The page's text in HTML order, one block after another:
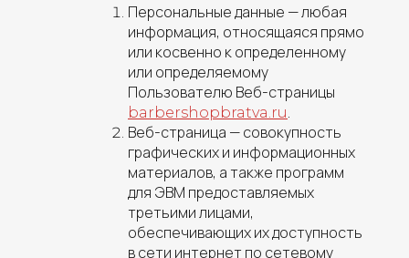
Персональные данные —любая
информация, относящаяся прямо
или косвенно к определенному
или определяемому
Пользователю Веб-страницы
barbershopbratva.ru.
Веб-страница —совокупность
графических и информационных
материалов, а также программ
для ЭВМ предоставляемых
третьими лицами,
обеспечивающих их доступность
в сети интернет по сетевому